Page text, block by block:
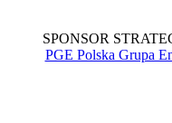
SPONSOR